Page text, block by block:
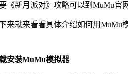
《新月派对》攻略可以到MuMu官
来就来看看具体介绍如何用MuMu
安装MuMu模拟器